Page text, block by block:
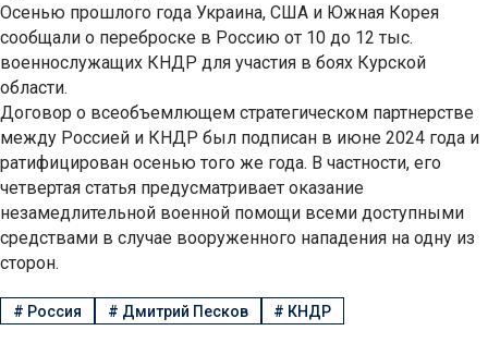
Осенью прошлого года Украина, США и Южная Корея
сообщали о переброске в Россию от 10 до 12 тыс.
военнослужащих КНДР для участия в боях Курской
области.
Договор о всеобъемлющем стратегическом партнерстве
между Россией и КНДР был подписан в июне 2024 года и
ратифицирован осенью того же года. В частности, его
четвертая статья предусматривает оказание
незамедлительной военной помощи всеми доступными
средствами в случае вооруженного нападения на одну из
сторон.
# Россия # Дмитрий Песков # КНДР